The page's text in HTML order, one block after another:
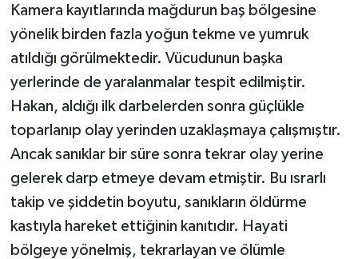
Kamera kayıtlarında mağdurun baş bölgesine
yönelik birden fazla yoğun tekme ve yumruk
atıldığı görülmektedir. Vücudunun başka
yerlerinde de yaralanmalar tespit edilmiştir.
Hakan, aldığı ilk darbelerden sonra güçlükle
toparlanıp olay yerinden uzaklaşmaya çalışmıştır.
Ancak sanıklar bir süre sonra tekrar olay yerine
gelerek darp etmeye devam etmiştir. Bu ısrarlı
takip ve şiddetin boyutu, sanıkların öldürme
kastıyla hareket ettiğinin kanıtıdır. Hayati
bölgeye yönelmiş, tekrarlayan ve ölümle